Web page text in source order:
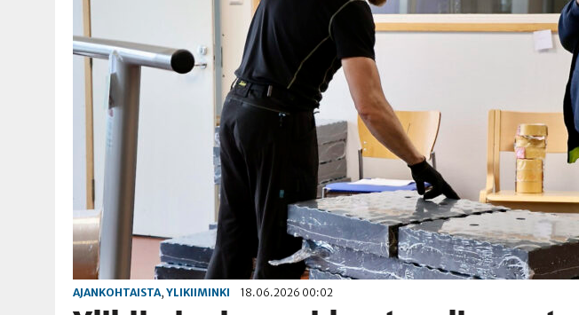
AJANKOHTAISTA, YLIKIIMINKI 18.06.2026 00:02